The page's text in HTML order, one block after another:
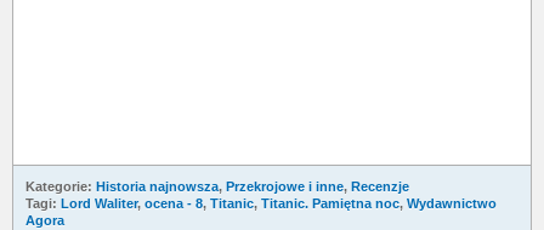
Kategorie: Historia najnowsza, Przekrojowe i inne, Recenzje
Tagi: Lord Waliter, ocena - 8, Titanic, Titanic. Pamiętna noc, Wydawnictwo
Agora